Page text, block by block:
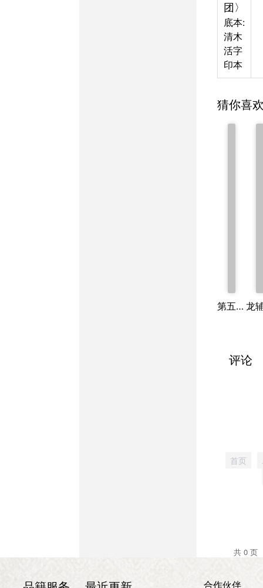
团〉
底本:
清木
活字
印本
猜你喜
第五才子书施耐庵水浒传
评论
首页
共 0 页
合作伙伴